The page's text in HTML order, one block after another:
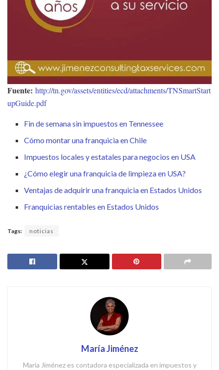
Fuente: http://tn.gov/assets/entities/ecd/attachments/TNSmartStart
upGuide.pdf
Fin de semana sin impuestos en Tennessee
Cómo montar una franquicia en Chile
Impuestos locales y estatales para negocios en USA
¿Cómo elegir una franquicia de limpieza en USA?
Ventajas de adquirir una franquicia en Estados Unidos
Franquicias rentables en Estados Unidos
Tags: noticias
María Jiménez
María Jiménez es contadora especializada en impuestos y